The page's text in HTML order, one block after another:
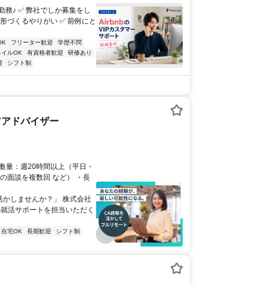
♪ ✅ 弊社でしか募集をし
づくるやりがい ✅ 前例にと
フリーター歓迎
学歴不問
イルOK 有資格者歓迎
研修あり
シフト制
ドバイザー
量：週20時間以上（平日・
面談を複数回 など） ・長
しませんか？」 株式会社
活サポートを担当いただく
在宅OK 長期歓迎
シフト制